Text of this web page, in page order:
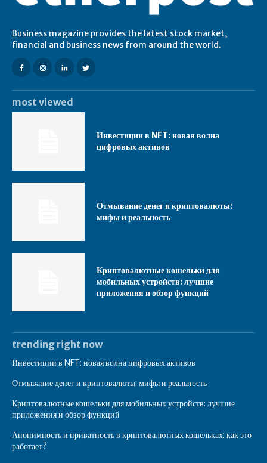
Business magazine provides the latest stock market,
financial and business news from around the world.
most viewed
Инвестиции в NFT: новая волна
цифровых активов
Отмывание денег и криптовалюты:
мифы и реальность
Криптовалютные кошельки для
мобильных устройств: лучшие
приложения и обзор функций
trending right now
Инвестиции в NFT: новая волна цифровых активов
Отмывание денег и криптовалюты: мифы и реальность
Криптовалютные кошельки для мобильных устройств: лучшие
приложения и обзор функций
Анонимность и приватность в криптовалютных кошельках: как это
работает?